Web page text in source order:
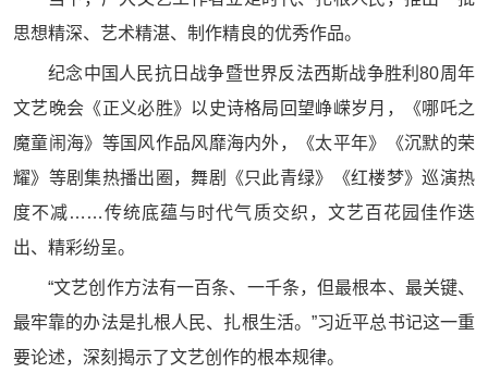
思想精深、艺术精湛、制作精良的优秀作品。
纪念中国人民抗日战争暨世界反法西斯战争胜利80周年
文艺晚会《正义必胜》以史诗格局回望峥嵘岁月，《哪吒之
魔童闹海》等国风作品风靡海内外，《太平年》《沉默的荣
耀》等剧集热播出圈，舞剧《只此青绿》《红楼梦》巡演热
度不减……传统底蕴与时代气质交织，文艺百花园佳作迭
出、精彩纷呈。
“文艺创作方法有一百条、一千条，但最根本、最关键、
最牢靠的办法是扎根人民、扎根生活。”习近平总书记这一重
要论述，深刻揭示了文艺创作的根本规律。